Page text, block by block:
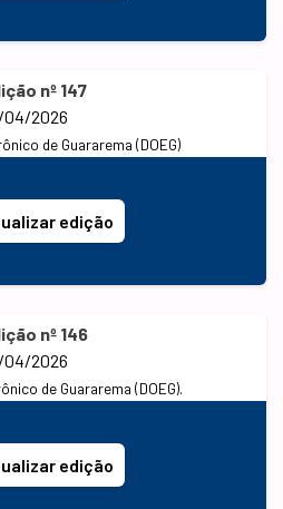
nº 147
04/2026
de Guararema (DOEG)
edição
nº 146
04/2026
de Guararema (DOEG).
edição